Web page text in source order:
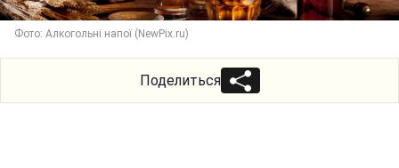
Фото: Алкогольні напої (NewPix.ru)
Поделиться